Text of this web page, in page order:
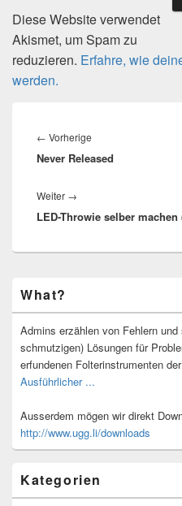
Diese Website verwendet
Akismet, um Spam zu
reduzieren. Erfahre, wie
werden.
← Vorherige
Beitrag:
Never Released
Weiter →
Beitrag:
LED-Throwie selber
Seitenleisten-
Widgetbereich
What?
Admins erzählen von Fehlern
schmutzigen) Lösungen für
erfundenen Folterinstrumenten
Ausführlicher ...
Ausserdem mögen wir direkt
http://www.ugg.li/downloads
Kategorien